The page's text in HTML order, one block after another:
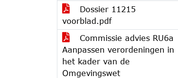
Dossier 11215
voorblad.pdf
Commissie advies RU6a
Aanpassen verordeningen in
het kader van de
Omgevingswet